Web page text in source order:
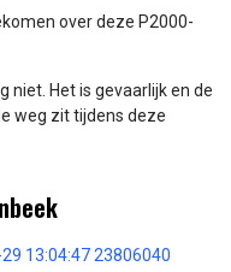
over deze P2000-
niet. Het is gevaarlijk en de
weg zit tijdens deze
13:04:47 23806040